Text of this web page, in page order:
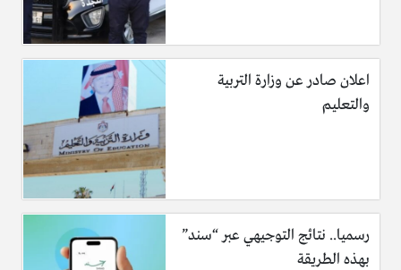
اعلان صادر عن وزارة التربية
والتعليم
رسميا.. نتائج التوجيهي عبر “سند”
بهذه الطريقة